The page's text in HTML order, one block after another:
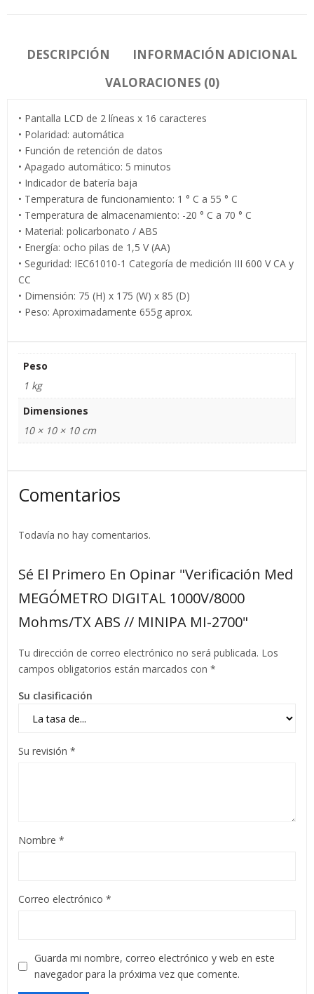
DESCRIPCIÓN
INFORMACIÓN ADICIONAL
VALORACIONES (0)
• Pantalla LCD de 2 líneas x 16 caracteres
• Polaridad: automática
• Función de retención de datos
• Apagado automático: 5 minutos
• Indicador de batería baja
• Temperatura de funcionamiento: 1 ° C a 55 ° C
• Temperatura de almacenamiento: -20 ° C a 70 ° C
• Material: policarbonato / ABS
• Energía: ocho pilas de 1,5 V (AA)
• Seguridad: IEC61010-1 Categoría de medición III 600 V CA y
CC
• Dimensión: 75 (H) x 175 (W) x 85 (D)
• Peso: Aproximadamente 655g aprox.
Peso
1 kg
Dimensiones
10 × 10 × 10 cm
Comentarios
Todavía no hay comentarios.
Sé El Primero En Opinar "Verificación Med
MEGÓMETRO DIGITAL 1000V/8000
Mohms/TX ABS // MINIPA MI-2700"
Tu dirección de correo electrónico no será publicada. Los
campos obligatorios están marcados con *
Su clasificación
Su revisión *
Nombre *
Correo electrónico *
Guarda mi nombre, correo electrónico y web en este
navegador para la próxima vez que comente.